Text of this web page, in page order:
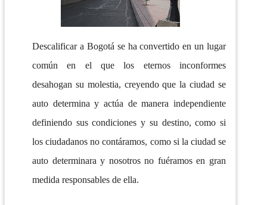
Descalificar a Bogotá se ha convertido en un lugar
común en el que los eternos inconformes
desahogan su molestia, creyendo que la ciudad se
auto determina y actúa de manera independiente
definiendo sus condiciones y su destino, como si
los ciudadanos no contáramos, como si la ciudad se
auto determinara y nosotros no fuéramos en gran
medida responsables de ella.